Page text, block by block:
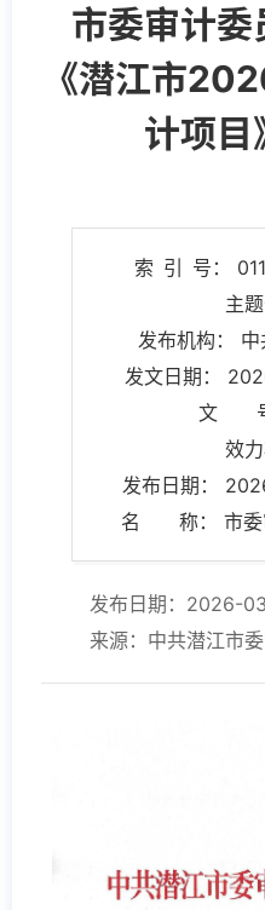
市委审计
《潜江市
计项目
索 引 号：
主
发布机构：
发文日期：
文 号
效
发布日期：
发布日期：2026-
来源：中共潜江市